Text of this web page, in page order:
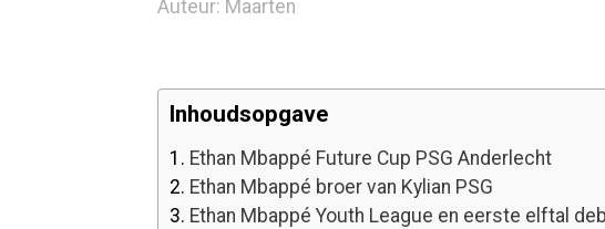
Auteur: Maarten
Inhoudsopgave
1. Ethan Mbappé Future Cup PSG Anderlecht
2. Ethan Mbappé broer van Kylian PSG
3. Ethan Mbappé Youth League en eerste elftal